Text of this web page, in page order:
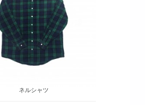
ネルシャツ